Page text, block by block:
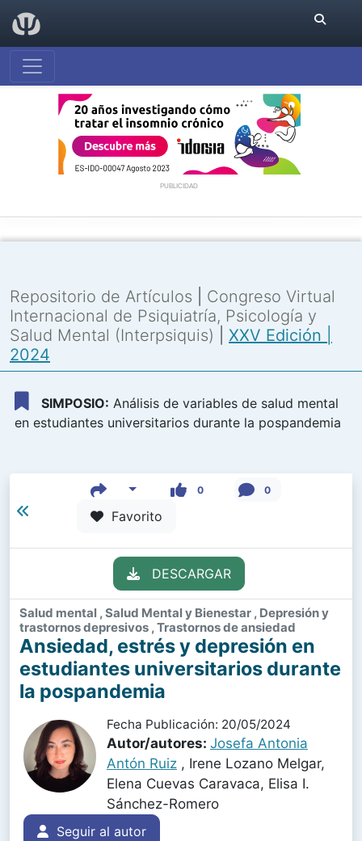
PUBLICIDAD
Repositorio de Artículos
Congreso Virtual
Internacional de Psiquiatría, Psicología y
Salud Mental (Interpsiquis)
XXV Edición |
2024
SIMPOSIO: Análisis de variables de salud mental
en estudiantes universitarios durante la pospandemia
0 0
Favorito
DESCARGAR
Salud mental , Salud Mental y Bienestar , Depresión y
trastornos depresivos , Trastornos de ansiedad
Ansiedad, estrés y depresión en
estudiantes universitarios durante
la pospandemia
Fecha Publicación: 20/05/2024
Autor/autores: Josefa Antonia
Antón Ruiz , Irene Lozano Melgar,
Elena Cuevas Caravaca, Elisa I.
Sánchez-Romero
Seguir al autor